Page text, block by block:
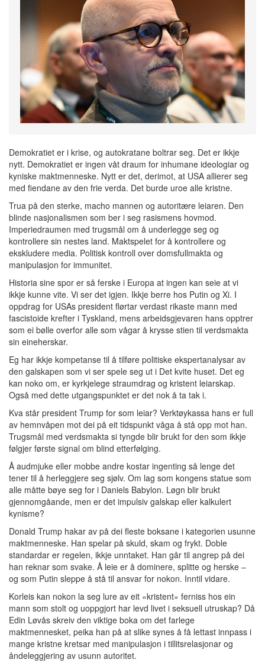
Demokratiet er i krise, og autokratane boltrar seg. Det er ikkje
nytt. Demokratiet er ingen våt draum for inhumane ideologiar og
kyniske maktmenneske. Nytt er det, derimot, at USA allierer seg
med fiendane av den frie verda. Det burde uroe alle kristne.
Trua på den sterke, macho mannen og autoritære leiaren. Den
blinde nasjonalismen som ber i seg rasismens hovmod.
Imperiedraumen med trugsmål om å underlegge seg og
kontrollere sin nestes land. Maktspelet for å kontrollere og
ekskludere media. Politisk kontroll over domsfullmakta og
manipulasjon for immunitet.
Historia sine spor er så ferske i Europa at ingen kan seie at vi
ikkje kunne vite. Vi ser det igjen. Ikkje berre hos Putin og Xi. I
oppdrag for USAs president flørtar verdast rikaste mann med
fascistoide krefter i Tyskland, mens arbeidsgjevaren hans opptrer
som ei bølle overfor alle som vågar å krysse stien til verdsmakta
sin eineherskar.
Eg har ikkje kompetanse til å tilføre politiske ekspertanalysar av
den galskapen som vi ser spele seg ut i Det kvite huset. Det eg
kan noko om, er kyrkjelege straumdrag og kristent leiarskap.
Også med dette utgangspunktet er det nok å ta tak i.
Kva står president Trump for som leiar? Verktøykassa hans er full
av hemnvåpen mot dei på eit tidspunkt våga å stå opp mot han.
Trugsmål med verdsmakta si tyngde blir brukt for den som ikkje
følgjer første signal om blind etterfølging.
Å audmjuke eller mobbe andre kostar ingenting så lenge det
tener til å herleggjere seg sjølv. Om lag som kongens statue som
alle måtte bøye seg for i Daniels Babylon. Løgn blir brukt
gjennomgåande, men er det impulsiv galskap eller kalkulert
kynisme?
Donald Trump hakar av på dei fleste boksane i kategorien usunne
maktmenneske. Han spelar på skuld, skam og frykt. Doble
standardar er regelen, ikkje unntaket. Han går til angrep på dei
han reknar som svake. Å leie er å dominere, splitte og herske –
og som Putin sleppe å stå til ansvar for nokon. Inntil vidare.
Korleis kan nokon la seg lure av eit «kristent» ferniss hos ein
mann som stolt og uoppgjort har levd livet i seksuell utruskap? Då
Edin Løvås skreiv den viktige boka om det farlege
maktmennesket, peika han på at slike synes å få lettast innpass i
mange kristne kretsar med manipulasjon i tillitsrelasjonar og
åndeleggjering av usunn autoritet.